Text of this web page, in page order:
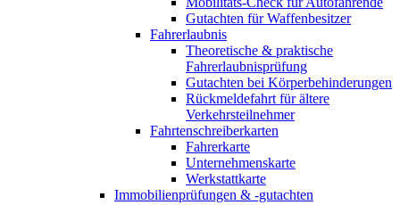
Gutachten für Waffenbesitzer
Fahrerlaubnis
Theoretische & praktische
Fahrerlaubnisprüfung
Gutachten bei Körperbehinderungen
Rückmeldefahrt für ältere
Verkehrsteilnehmer
Fahrtenschreiberkarten
Fahrerkarte
Unternehmenskarte
Werkstattkarte
Immobilienprüfungen & -gutachten